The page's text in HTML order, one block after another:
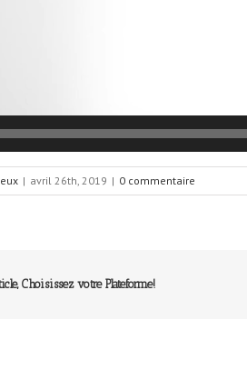
| avril 26th, 2019 | 0 commentaire
Choisissez votre Plateforme!